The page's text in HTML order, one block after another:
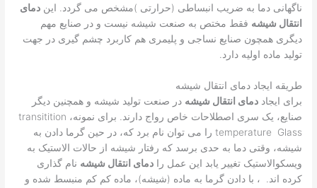
ناگهانی دما به ضریب انبساطی (حرارتی )مشخص می گردد. ایندمای
انتقال شیشه فقط مختص به صنعت شیشه نیست و در صنایع مهم
دیگری همچون صنایع نساجی و پلیمری هم کاربرد چشم گیری در جهت
تولید ماده اولیه دارد.
طریقه ایجاد دمای انتقال شیشه
برای ایجاددمای انتقال شیشه در صنعت تولید شیشه و همچنین دیگر
صنایع، یک سری اصطلاحات خاص رواج دارند. برای نمونه، transitition
temperature Glass را می توان نام برد که، در حین گرما دادن به
شیشه، وقتی دما به حدی برسد که رفتار شیشه از حالات الاستیک به
ویسکوالاستیک تغییر یابد این عمل رادمای انتقال شیشه نام گذاری
کرده اند. ، با دادن گرما به ماده (شیشه)، ماده کم کم منبسط شده و